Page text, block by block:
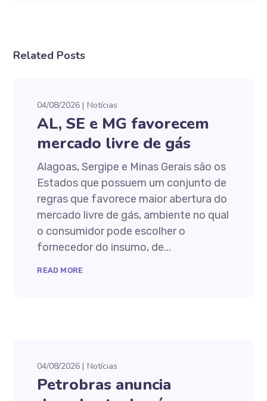
Related Posts
04/08/2026 Notícias
AL, SE e MG favorecem
mercado livre de gás
Alagoas, Sergipe e Minas Gerais são os
Estados que possuem um conjunto de
regras que favorece maior abertura do
mercado livre de gás, ambiente no qual
o consumidor pode escolher o
fornecedor do insumo, de...
READ MORE
04/08/2026 Notícias
Petrobras anuncia